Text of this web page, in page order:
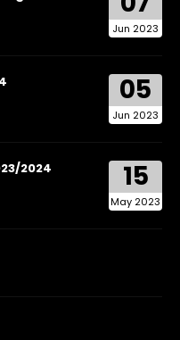
Jun 2023
05
Jun 2023
15
May 2023
2024